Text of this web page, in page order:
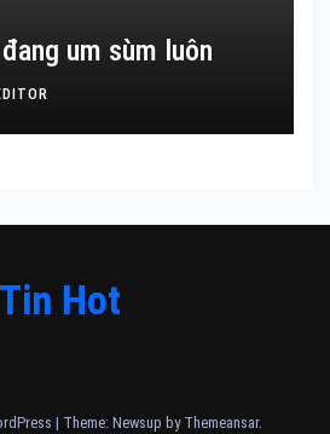
um sùm luôn
Tin Hot
| Theme: Newsup by Themeansar.